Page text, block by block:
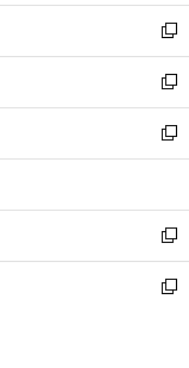
開
く
ウ
で
開
く
ン
ド
ウ
で
開
く
ウ
ィ
ン
ド
ウ
で
開
し
い
ウ
ィ
ン
ド
ウ
開
く
新
し
い
ウ
ィ
ン
ウ
で
開
く
新
し
い
ウ
ン
ド
ウ
で
新
し
ウ
ィ
ン
ド
新
し
い
新